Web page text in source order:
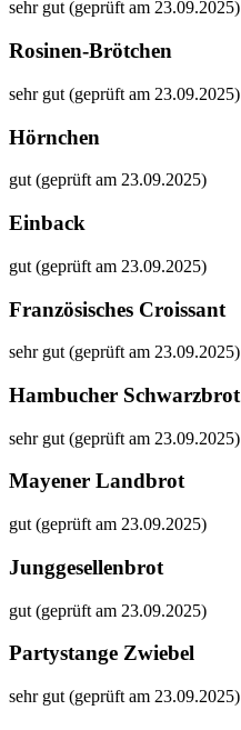
sehr gut (geprüft am 23.09.2025)
Rosinen-Brötchen
sehr gut (geprüft am 23.09.2025)
Hörnchen
gut (geprüft am 23.09.2025)
Einback
gut (geprüft am 23.09.2025)
Französisches Croissant
sehr gut (geprüft am 23.09.2025)
Hambucher Schwarzbrot
sehr gut (geprüft am 23.09.2025)
Mayener Landbrot
gut (geprüft am 23.09.2025)
Junggesellenbrot
gut (geprüft am 23.09.2025)
Partystange Zwiebel
sehr gut (geprüft am 23.09.2025)